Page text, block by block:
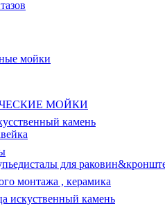
мойки
МОЙКИ
камень
для
монтажа , керамика
искуственный камень